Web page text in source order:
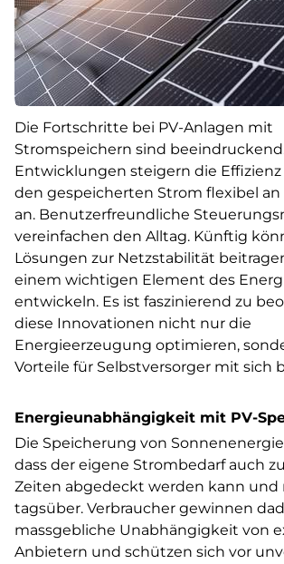
Die Fortschritte bei PV-Anlagen mit
Stromspeichern sind
Entwicklungen steigern die Effizienz
den gespeicherten Strom flexibel an
an. Benutzerfreundliche
vereinfachen den Alltag. Künftig
Lösungen zur Netzstabilität
einem wichtigen Element des
entwickeln. Es ist faszinierend zu
diese Innovationen nicht nur die
Energieerzeugung optimieren,
Vorteile für Selbstversorger mit sich
Energieunabhängigkeit mit PV-
Die Speicherung von
dass der eigene Strombedarf auch
Zeiten abgedeckt werden kann und
tagsüber. Verbraucher gewinnen
massgebliche Unabhängigkeit von
Anbietern und schützen sich vor